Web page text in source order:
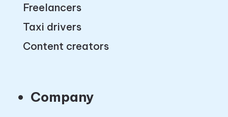
Freelancers
Taxi drivers
Content creators
Company